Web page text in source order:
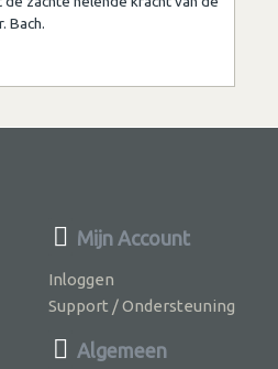
Bach.
Mijn Account
Inloggen
Support / Ondersteuning
Algemeen